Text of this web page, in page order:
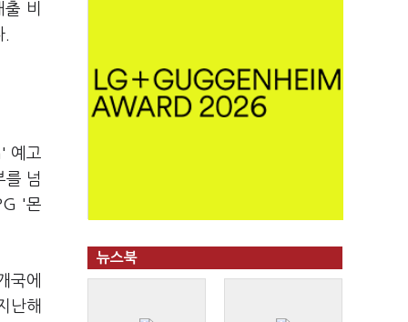
비
예고
를 넘
'몬
국에
난해
뉴스북